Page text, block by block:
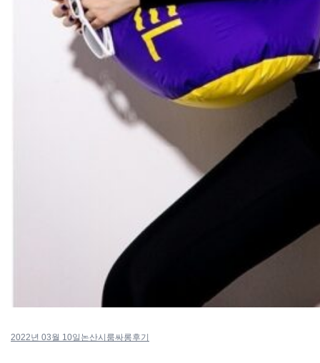
2022년 03월 10일 논산시룸싸롱후기